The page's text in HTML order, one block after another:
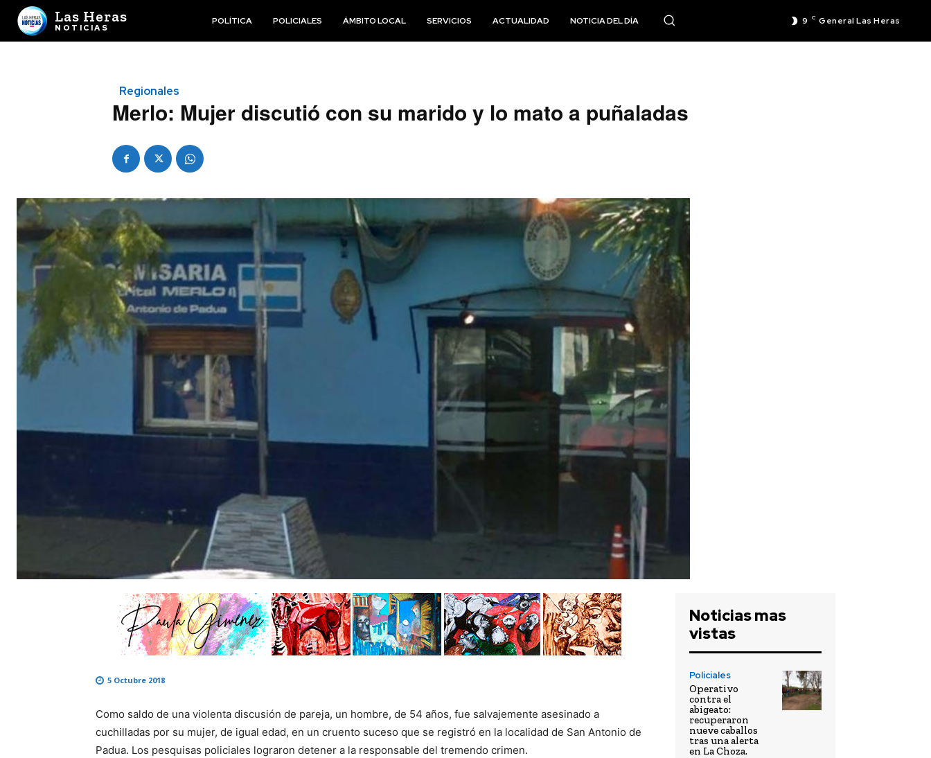
Las Heras
NOTICIAS
POLÍTICA POLICIALES ÁMBITO LOCAL SERVICIOS ACTUALIDAD NOTICIA DEL DÍA 9 C General Las Heras
Regionales
Merlo: Mujer discutió con su marido y lo mato a puñaladas
5 Octubre 2018
Como saldo de una violenta discusión de pareja, un hombre, de 54 años, fue salvajemente asesinado a
cuchilladas por su mujer, de igual edad, en un cruento suceso que se registró en la localidad de San Antonio de
Padua. Los pesquisas policiales lograron detener a la responsable del tremendo crimen.
Noticias mas
vistas
Policiales
Operativo
contra el
abigeato:
recuperaron
nueve caballos
tras una alerta
en La Choza.